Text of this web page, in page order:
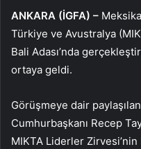
ANKARA (İGFA) –
Türkiye ve Avustralya
Bali Adası’nda
ortaya geldi.
Görüşmeye dair
Cumhurbaşkanı Recep
MIKTA Liderler